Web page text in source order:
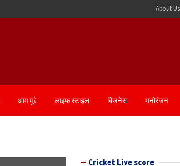
About Us
आम मुद्दे लाइफ स्टाइल बिजनेस मनोरंजन
Cricket Live score